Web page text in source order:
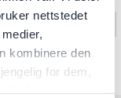
nettstedet
kombinere den
for dem,